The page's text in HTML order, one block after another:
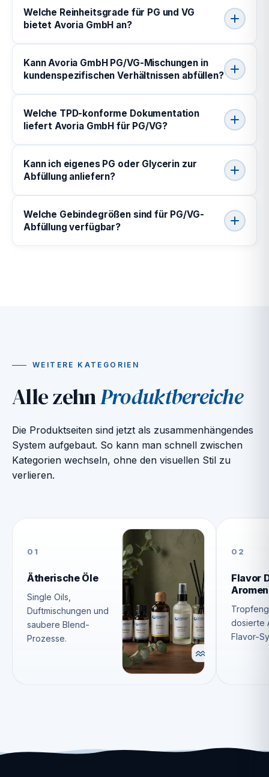
Welche Reinheitsgrade für PG und VG
bietet Avoria GmbH an?
Kann Avoria GmbH PG/VG-Mischungen in
kundenspezifischen Verhältnissen abfüllen?
Welche TPD-konforme Dokumentation
liefert Avoria GmbH für PG/VG?
Kann ich eigenes PG oder Glycerin zur
Abfüllung anliefern?
Welche Gebindegrößen sind für PG/VG-
Abfüllung verfügbar?
WEITERE KATEGORIEN
Alle zehnProduktbereiche
Die Produktseiten sind jetzt als zusammenhängendes
System aufgebaut. So kann man schnell zwischen
Kategorien wechseln, ohne den visuellen Stil zu
verlieren.
01
Ätherische Öle
Single Oils,
Duftmischungen und
saubere Blend-
Prozesse.
02
Flavor
Aromen
dosierte
Flavor-